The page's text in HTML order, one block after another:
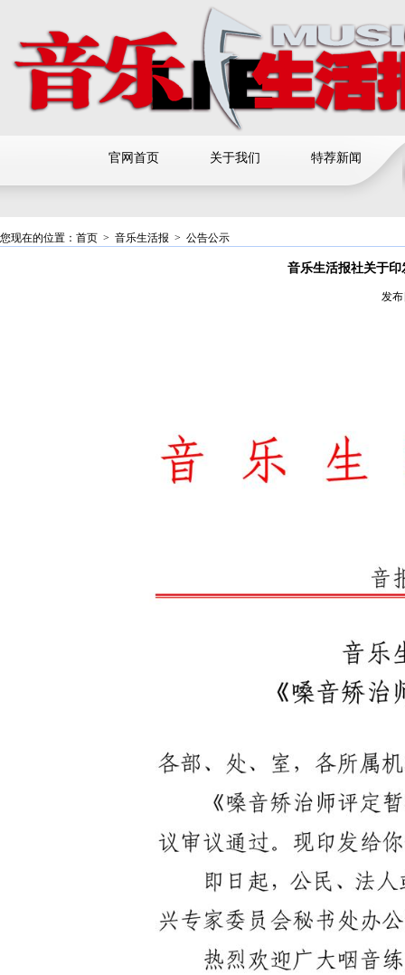
官网首页 关于我们 特荐新闻
您现在的位置： 首页 > 音乐生活报 > 公告公示
音乐生活报社关于
发